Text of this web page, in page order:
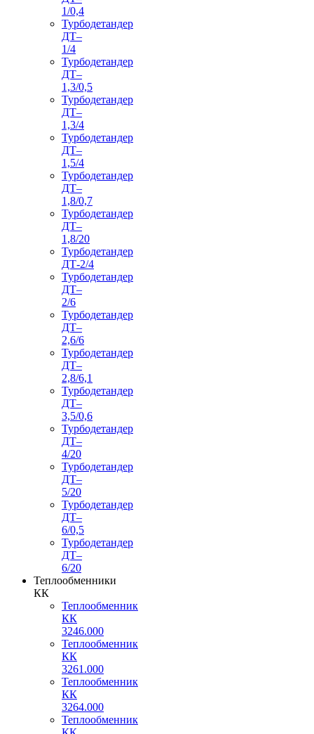
1/0,4
Турбодетандер
ДТ–
1/4
Турбодетандер
ДТ–
1,3/0,5
Турбодетандер
ДТ–
1,3/4
Турбодетандер
ДТ–
1,5/4
Турбодетандер
ДТ–
1,8/0,7
Турбодетандер
ДТ–
1,8/20
Турбодетандер
ДТ-2/4
Турбодетандер
ДТ–
2/6
Турбодетандер
ДТ–
2,6/6
Турбодетандер
ДТ–
2,8/6,1
Турбодетандер
ДТ–
3,5/0,6
Турбодетандер
ДТ–
4/20
Турбодетандер
ДТ–
5/20
Турбодетандер
ДТ–
6/0,5
Турбодетандер
ДТ–
6/20
Теплообменники
КК
Теплообменник
КК
3246.000
Теплообменник
КК
3261.000
Теплообменник
КК
3264.000
Теплообменник